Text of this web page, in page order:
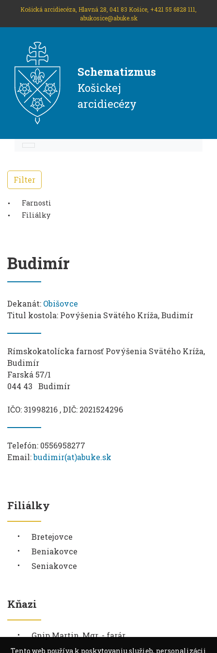
Tento web používa k poskytovaniu služieb, personalizácii
Košická arcidiecéza, Hlavná 28, 041 83 Košice, +421 55 6828 111,
abukosice@abuke.sk
Schematizmus
Košickej
arcidiecézy
Filter
Farnosti
Filiálky
Budimír
Dekanát: Obišovce
Titul kostola: Povýšenia Svätého Kríža, Budimír
Rímskokatolícka farnosť Povýšenia Svätého Kríža,
Budimír
Farská 57/1
044 43 Budimír
IČO: 31998216 , DIČ: 2021524296
Telefón: 0556958277
Email:budimir(at)abuke.sk
Filiálky
Bretejovce
Beniakovce
Seniakovce
Kňazi
Gnip Martin, Mgr. - farár